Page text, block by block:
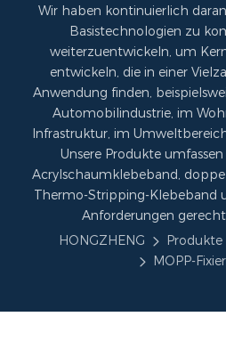
Wir haben kontinuierlich
Basistechnologien zu
weiterzuentwickeln, um
entwickeln, die in einer
Anwendung finden,
Automobilindustrie, im
Infrastruktur, im
Unsere Produkte
Acrylschaumklebeband,
Thermo-Stripping-Klebeband
Anforderungen
HONGZHENG
Produkte
MOPP-